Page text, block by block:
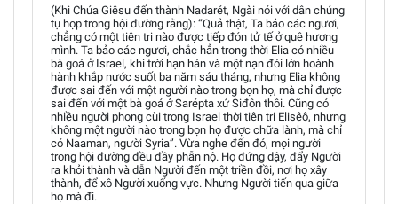
(Khi Chúa Giêsu đến thành Nadarét, Ngài nói với dân chúng
tụ họp trong hội đường rằng): “Quả thật, Ta bảo các ngươi,
chẳng có một tiên tri nào được tiếp đón tử tế ở quê hương
mình. Ta bảo các ngươi, chắc hẳn trong thời Elia có nhiều
bà goá ở Israel, khi trời hạn hán và một nạn đói lớn hoành
hành khắp nước suốt ba năm sáu tháng, nhưng Elia không
được sai đến với một người nào trong bọn họ, mà chỉ được
sai đến với một bà goá ở Sarépta xứ Siđôn thôi. Cũng có
nhiều người phong cùi trong Israel thời tiên tri Elisêô, nhưng
không một người nào trong bọn họ được chữa lành, mà chỉ
có Naaman, người Syria”. Vừa nghe đến đó, mọi người
trong hội đường đều đầy phẫn nộ. Họ đứng dậy, đẩy Người
ra khỏi thành và dẫn Người đến một triền đồi, nơi họ xây
thành, để xô Người xuống vực. Nhưng Người tiến qua giữa
họ mà đi.